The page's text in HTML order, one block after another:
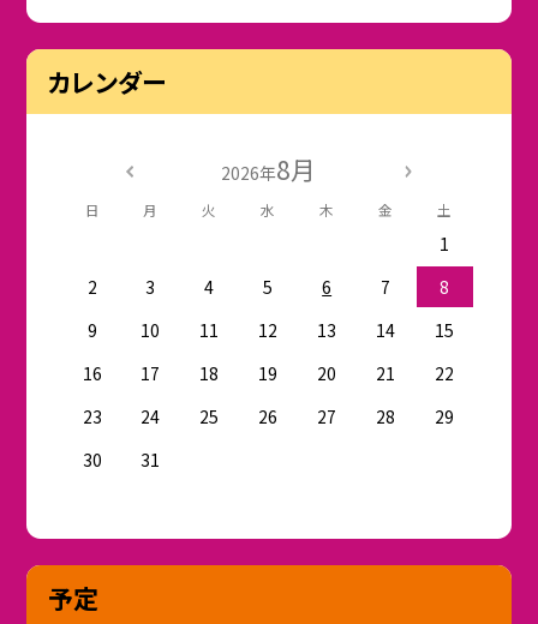
カレンダー
2026年8月
日 月 火 水 木 金 土
1
2
3 4 5 6 7
8
9
10 11 12 13 14
15
16
17 18 19 20 21
22
23
24 25 26 27 28
29
30
31
予定